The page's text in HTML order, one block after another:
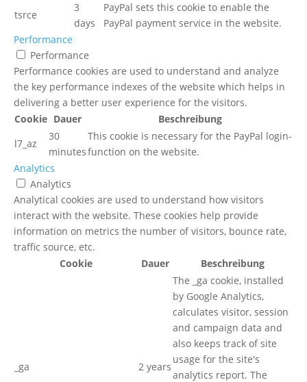
tsrce
3
days
PayPal sets this cookie to enable the
PayPal payment service in the website.
Performance
Performance
Performance cookies are used to understand and analyze
the key performance indexes of the website which helps in
delivering a better user experience for the visitors.
Cookie Dauer
Beschreibung
l7_az
30
minutes
This cookie is necessary for the PayPal login-
function on the website.
Analytics
Analytics
Analytical cookies are used to understand how visitors
interact with the website. These cookies help provide
information on metrics the number of visitors, bounce rate,
traffic source, etc.
Cookie
Dauer Beschreibung
_ga 2 years
The _ga cookie, installed
by Google Analytics,
calculates visitor, session
and campaign data and
also keeps track of site
usage for the site's
analytics report. The